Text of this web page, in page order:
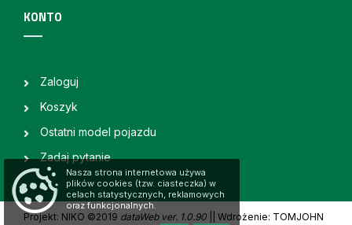
KONTO
Zaloguj
Koszyk
Ostatni model pojazdu
Zadaj pytanie
Projekt: NIKO ©2019 dataWeb ver. 1.0.90 | Wdrożenie: TOMJOHN
Nasza strona internetowa używa
plików cookies (tzw. ciasteczka) w
celach statystycznych, reklamowych
oraz funkcjonalnych.